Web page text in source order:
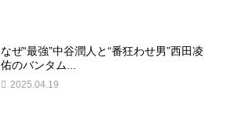
なぜ“最強”中谷潤人と“番狂わせ男”西田凌
佑のバンタム...
2025.04.19